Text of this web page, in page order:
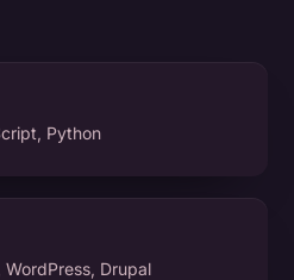
Python
Drupal